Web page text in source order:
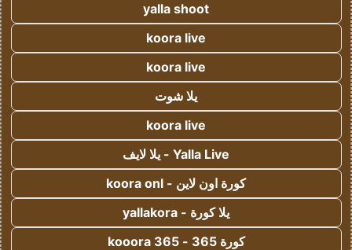
yalla shoot
koora live
koora live
يلا شوت
koora live
Yalla Live - يلا لايف
كورة اون لاين - koora onl
يلا كورة - yallakora
كورة 365 - kooora 365